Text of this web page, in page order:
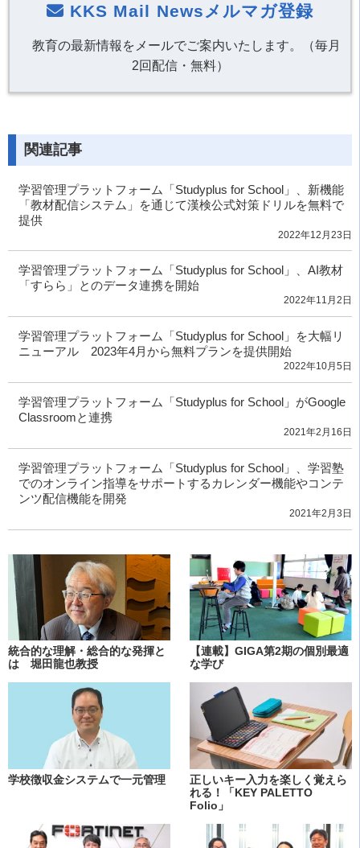
KKS Mail Newsメルマガ登録
教育の最新情報をメールでご案内いたします。（毎月
2回配信・無料）
関連記事
学習管理プラットフォーム「Studyplus for School」、新機能
「教材配信システム」を通じて漢検公式対策ドリルを無料で
提供
2022年12月23日
学習管理プラットフォーム「Studyplus for School」、AI教材
「すらら」とのデータ連携を開始
2022年11月2日
学習管理プラットフォーム「Studyplus for School」を大幅リ
ニューアル 2023年4月から無料プランを提供開始
2022年10月5日
学習管理プラットフォーム「Studyplus for School」がGoogle
Classroomと連携
2021年2月16日
学習管理プラットフォーム「Studyplus for School」、学習塾
でのオンライン指導をサポートするカレンダー機能やコンテ
ンツ配信機能を開発
2021年2月3日
統合的な理解・総合的な発揮と
は 堀田龍也教授
【連載】GIGA第2期の個別最適
な学び
学校徴収金システムで一元管理
正しいキー入力を楽しく覚えら
れる！「KEY PALETTO
Folio」